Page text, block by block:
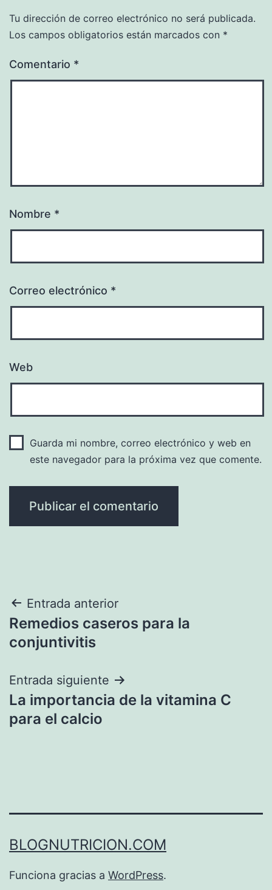
Tu dirección de correo electrónico no será publicada.
Los campos obligatorios están marcados con *
Comentario *
Nombre *
Correo electrónico *
Web
Guarda mi nombre, correo electrónico y web en
este navegador para la próxima vez que comente.
Navegación
de
Entrada anterior
Remedios caseros para la
conjuntivitis
Entrada siguiente
La importancia de la vitamina C
para el calcio
BLOGNUTRICION.COM
Funciona gracias a WordPress.